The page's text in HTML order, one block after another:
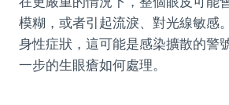
模糊，或者引起流淚、對光線敏感
身性症狀，這可能是感染擴散的警
一步的生眼瘡如何處理。